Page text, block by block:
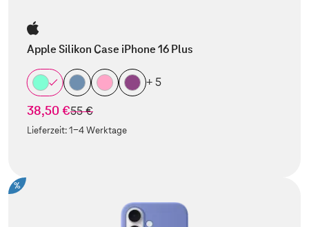
Apple Silikon Case iPhone 16 Plus
+ 5
38,50 €statt
55 €
Lieferzeit:1-4 Werktage
%